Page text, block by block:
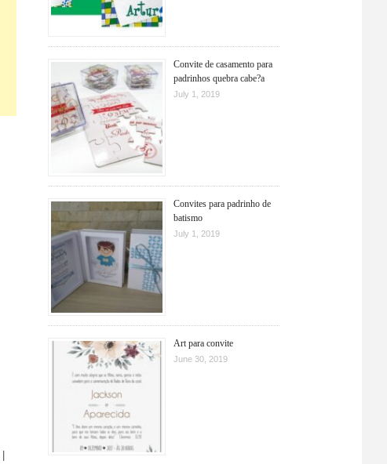
Convite de casamento para
padrinhos quebra cabe?a
July 1, 2019
Convites para padrinho de
batismo
July 1, 2019
Art para convite
June 30, 2019